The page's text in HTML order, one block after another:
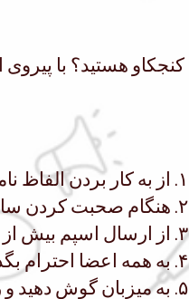
۱. از به کار بردن الفاظ نامناسب (چه به صورت کلامی و چه در چت) خودداری کنید.
۲. هنگام صحبت کردن سایر اعضا، از صحبت کردن بیش از حد خودداری کنید.
۳. از ارسال اسپم بیش از حد در چت خودداری کنید.
۴. به همه اعضا احترام بگذارید و به آنچه به اشتراک گذاشته می‌شود، فعالانه گوش دهید.
۵. به میزبان گوش دهید و راهنمایی‌های او را دنبال کنید.